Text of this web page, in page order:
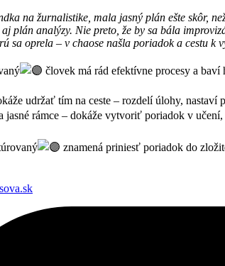
na žurnalistike, mala jasný plán ešte skôr,
plán analýzy. Nie preto, že by sa bála
sa oprela – v chaose našla poriadok a cestu k
človek má rád efektívne procesy a
udržať tím na ceste – rozdelí úlohy,
jasné rámce – dokáže vytvoriť poriadok v
znamená priniesť poriadok do